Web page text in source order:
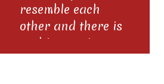
resemble each
other and there is
nothing easier